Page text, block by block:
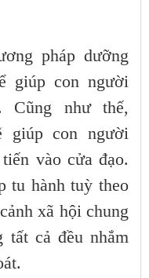
pháp dưỡng
giúp con người
Cũng như thế,
giúp con người
vào cửa đạo.
tu hành tuỳ theo
xã hội chung
cả đều nhắm